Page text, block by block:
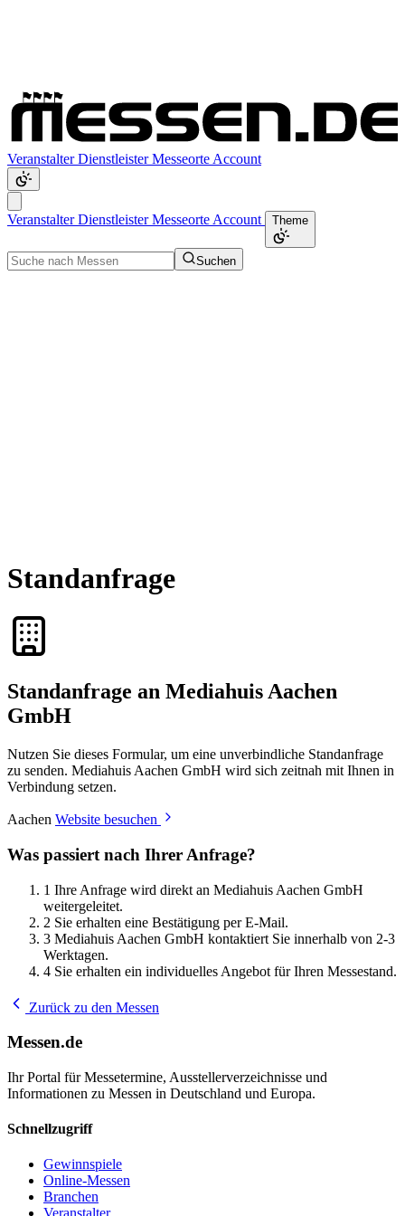
VeranstalterDienstleisterMesseorte Account
VeranstalterDienstleisterMesseorte Account Theme
Suchen
Standanfrage
Standanfrage an Mediahuis Aachen
GmbH
Nutzen Sie dieses Formular, um eine unverbindliche Standanfrage
zu senden. Mediahuis Aachen GmbH wird sich zeitnah mit Ihnen in
Verbindung setzen.
Aachen Website besuchen
Was passiert nach Ihrer Anfrage?
1 Ihre Anfrage wird direkt an Mediahuis Aachen GmbH
weitergeleitet.
2 Sie erhalten eine Bestätigung per E-Mail.
3 Mediahuis Aachen GmbH kontaktiert Sie innerhalb von 2-3
Werktagen.
4 Sie erhalten ein individuelles Angebot für Ihren Messestand.
Zurück zu den Messen
Messen.de
Ihr Portal für Messetermine, Ausstellerverzeichnisse und
Informationen zu Messen in Deutschland und Europa.
Schnellzugriff
Gewinnspiele
Online-Messen
Branchen